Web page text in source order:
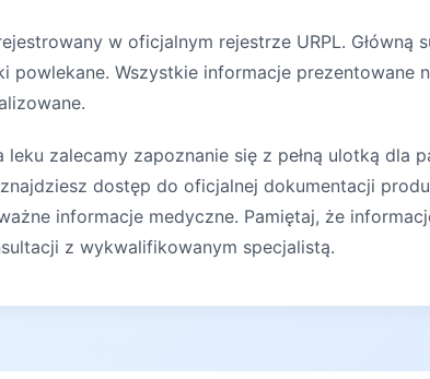
w oficjalnym rejestrze URPL. Główną
powlekane. Wszystkie informacje prezentowane
zalecamy zapoznanie się z pełną ulotką dla
dostęp do oficjalnej dokumentacji
informacje medyczne. Pamiętaj, że
z wykwalifikowanym specjalistą.